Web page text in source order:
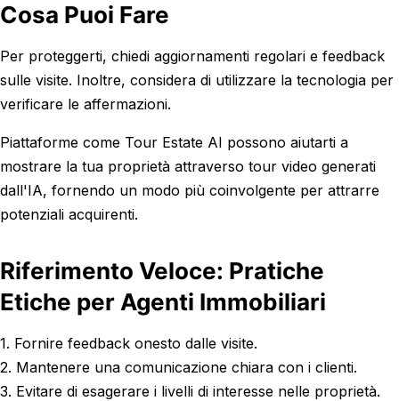
Cosa Puoi Fare
Per proteggerti, chiedi aggiornamenti regolari e feedback
sulle visite. Inoltre, considera di utilizzare la tecnologia per
verificare le affermazioni.
Piattaforme come Tour Estate AI possono aiutarti a
mostrare la tua proprietà attraverso tour video generati
dall'IA, fornendo un modo più coinvolgente per attrarre
potenziali acquirenti.
Riferimento Veloce: Pratiche
Etiche per Agenti Immobiliari
1. Fornire feedback onesto dalle visite.
2. Mantenere una comunicazione chiara con i clienti.
3. Evitare di esagerare i livelli di interesse nelle proprietà.